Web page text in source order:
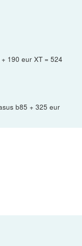
190 eur XT = 524
b85 + 325 eur